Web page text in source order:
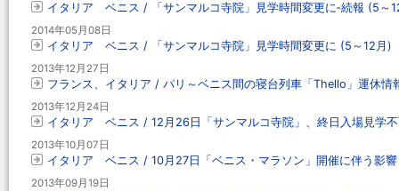
イタリア ベニス / 「サンマルコ寺院」見学時間変更に‐続報 (5～
2014年05月08日
イタリア ベニス / 「サンマルコ寺院」見学時間変更に (5～12月)
2013年12月27日
フランス、イタリア / パリ～ベニス間の寝台列車「Thello」運休情
2013年12月24日
イタリア ベニス / 12月26日「サンマルコ寺院」、終日入場見学
2013年10月07日
イタリア ベニス / 10月27日「ベニス・マラソン」開催に伴う影響
2013年09月19日